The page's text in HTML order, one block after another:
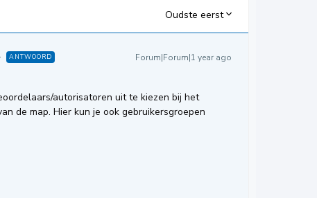
Oudste eerst
ANTWOORD Forum|Forum|1 year ago
autorisatoren uit te kiezen bij het
de map. Hier kun je ook gebruikersgroepen